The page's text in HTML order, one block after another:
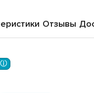
Отзывы
ⓘ